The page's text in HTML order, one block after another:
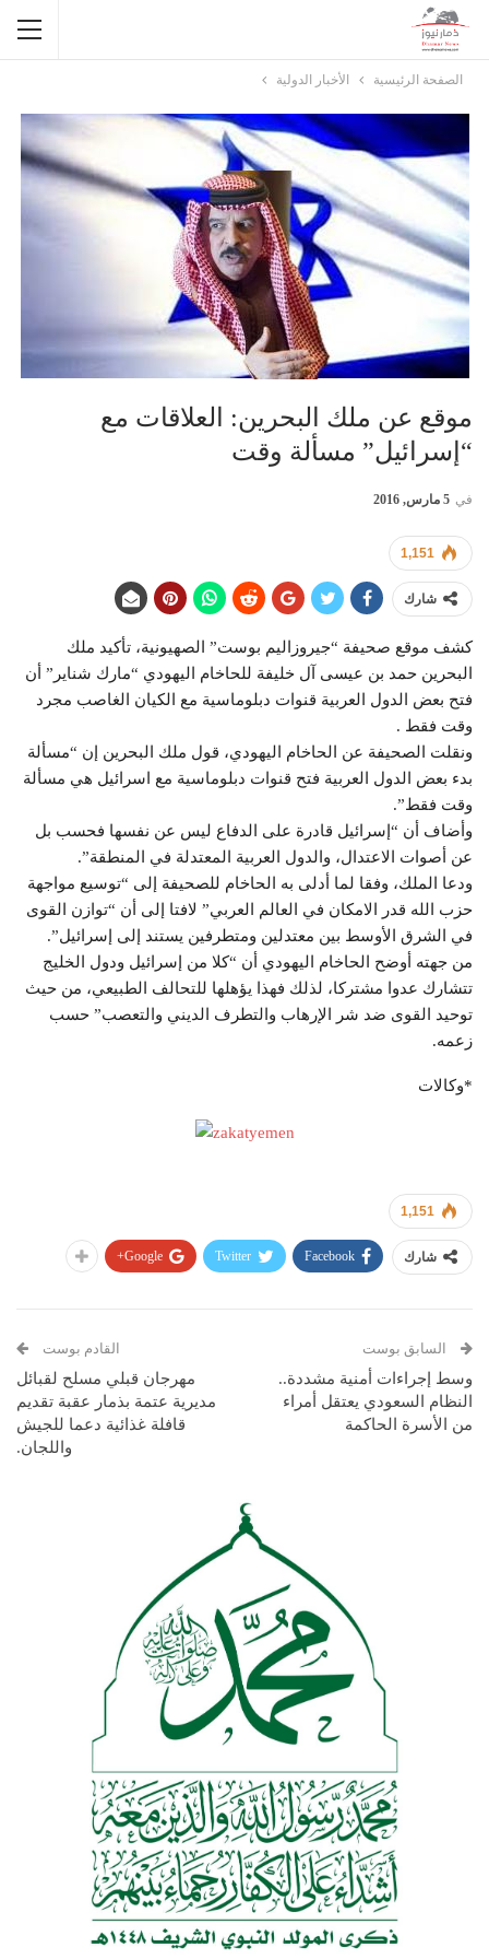
الصفحة الرئيسية الأخبار الدولية
موقع عن ملك البحرين: العلاقات مع
“إسرائيل” مسألة وقت
في 5 مارس, 2016
1,151
شارك
كشف موقع صحيفة “جيروزاليم بوست” الصهيونية، تأكيد ملك
البحرين حمد بن عيسى آل خليفة للحاخام اليهودي “مارك شناير” أن
فتح بعض الدول العربية قنوات دبلوماسية مع الكيان الغاصب مجرد
وقت فقط .
ونقلت الصحيفة عن الحاخام اليهودي، قول ملك البحرين إن “مسألة
بدء بعض الدول العربية فتح قنوات دبلوماسية مع اسرائيل هي مسألة
وقت فقط”.
وأضاف أن “إسرائيل قادرة على الدفاع ليس عن نفسها فحسب بل
عن أصوات الاعتدال، والدول العربية المعتدلة في المنطقة”.
ودعا الملك، وفقا لما أدلى به الحاخام للصحيفة إلى “توسيع مواجهة
حزب الله قدر الامكان في العالم العربي” لافتا إلى أن “توازن القوى
في الشرق الأوسط بين معتدلين ومتطرفين يستند إلى إسرائيل”.
من جهته أوضح الحاخام اليهودي أن “كلا من إسرائيل ودول الخليج
تتشارك عدوا مشتركا، لذلك فهذا يؤهلها للتحالف الطبيعي، من حيث
توحيد القوى ضد شر الإرهاب والتطرف الديني والتعصب” حسب
زعمه.
*وكالات
1,151
شارك Facebook
Twitter
Google+
السابق بوست
وسط إجراءات أمنية مشددة..
النظام السعودي يعتقل أمراء
من الأسرة الحاكمة
القادم بوست
مهرجان قبلي مسلح لقبائل
مديرية عتمة بذمار عقبة تقديم
قافلة غذائية دعما للجيش
واللجان.